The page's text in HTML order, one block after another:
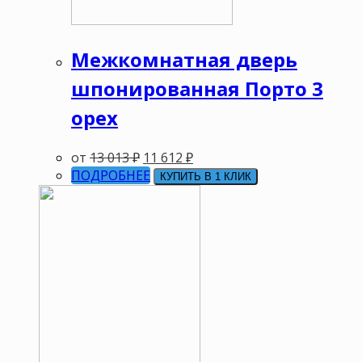
Межкомнатная дверь
шпонированная Порто 3
орех
от 13 013₽ 11 612 ₽
ПОДРОБНЕЕ
КУПИТЬ В 1 КЛИК